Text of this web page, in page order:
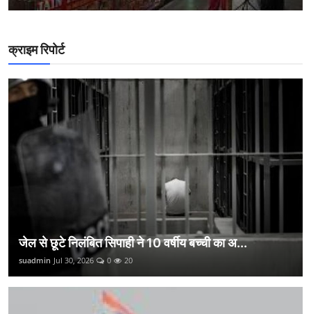
क्राइम रिपोर्ट
जेल से छूटे निलंबित सिपाही ने 10 वर्षीय बच्ची का अ...
suadmin Jul 30, 2026 0 20